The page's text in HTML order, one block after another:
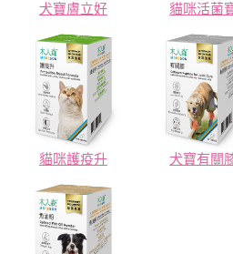
犬寶膚立好 貓咪活菌
貓咪護疫升 犬寶有關